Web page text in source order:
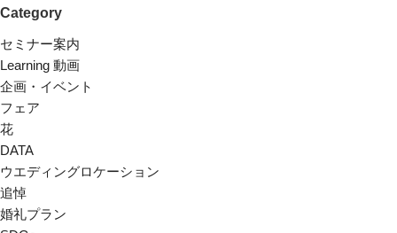
Category
セミナー案内
Learning 動画
企画・イベント
フェア
花
DATA
ウエディングロケーション
追悼
婚礼プラン